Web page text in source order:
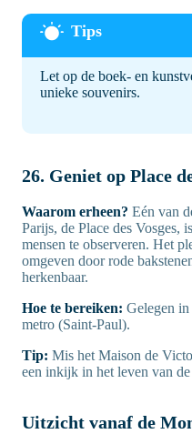
Let op de boek- en
unieke souvenirs.
26. Geniet op Place
Waarom erheen? Eén van
Parijs, de Place des Vosges,
mensen te observeren. Het
omgeven door rode
herkenbaar.
Hoe te bereiken: Gelegen in
metro (Saint-Paul).
Tip: Mis het Maison de
een inkijk in het leven van
Uitzicht vanaf de